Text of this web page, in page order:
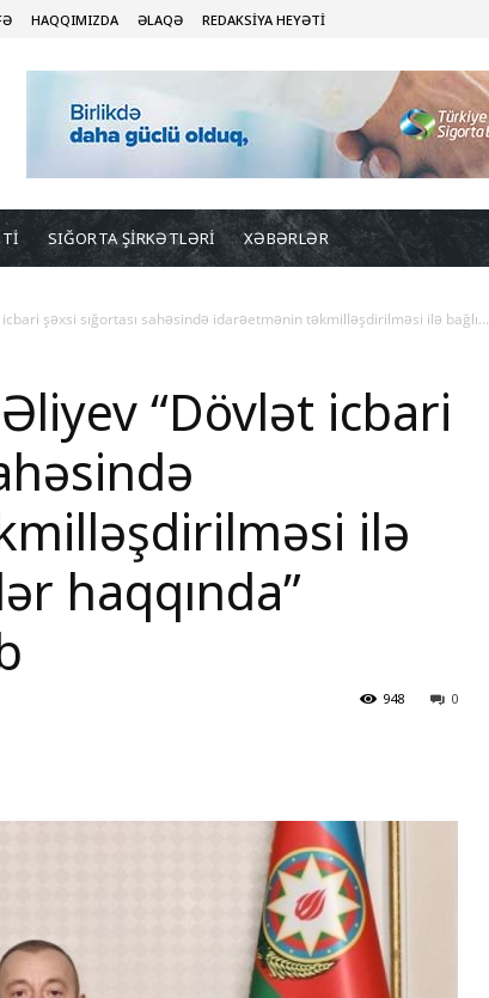
HAQQIMIZDA ƏLAQƏ REDAKSİYA HEYƏTİ
SIĞORTA ŞİRKƏTLƏRİ XƏBƏRLƏR
şəxsi sığortası sahəsində idarəetmənin təkmilləşdirilməsi ilə bağlı...
“Dövlət icbari
ilə
haqqında”
0
948